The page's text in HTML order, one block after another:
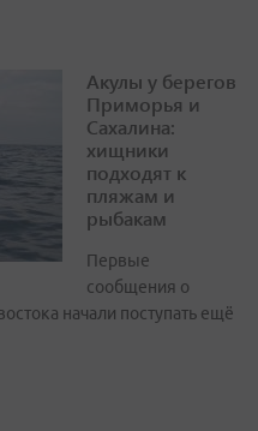
Акулы у берегов
Приморья и
Сахалина:
хищники
подходят к
пляжам и
рыбакам
Первые
сообщения о
начали поступать ещё